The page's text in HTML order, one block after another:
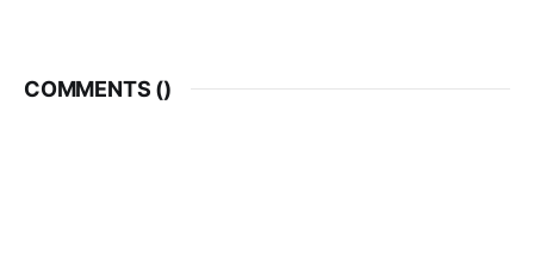
COMMENTS ()